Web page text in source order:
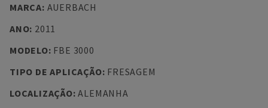
MARCA: AUERBACH
ANO: 2011
MODELO: FBE 3000
TIPO DE APLICAÇÃO: FRESAGEM
LOCALIZAÇÃO:ALEMANHA